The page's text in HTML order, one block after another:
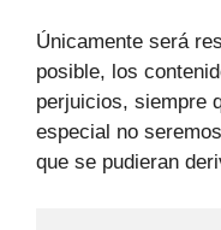
Únicamente será
posible, los
perjuicios, siempre
especial no
que se pudieran